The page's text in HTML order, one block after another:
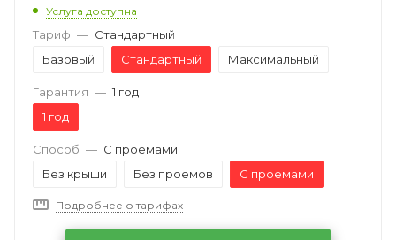
Услуга доступна
Тариф — Стандартный
Базовый
Стандартный Максимальный
Гарантия — 1 год
1 год
Способ — С проемами
Без крыши
Без проемов С проемами
Подробнее о тарифах